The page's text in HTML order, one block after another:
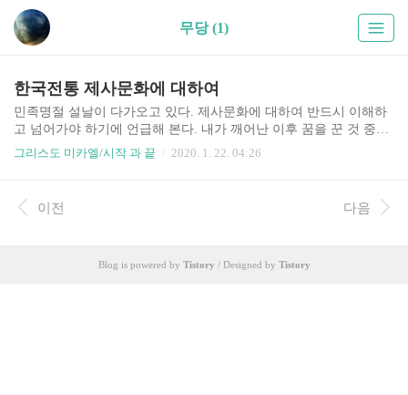
무당 (1)
한국전통 제사문화에 대하여
민족명절 설날이 다가오고 있다. 제사문화에 대하여 반드시 이해하
고 넘어가야 하기에 언급해 본다. 내가 깨어난 이후 꿈을 꾼 것 중에
자주 꾸게 되는 꿈 중 하나가 바로 제사와 관련 된 것인데 제사문화
그리스도 미카엘/시작 과 끝 2020. 1. 22. 04:26
이전 다음
Blog is powered by Tistory / Designed by Tistory